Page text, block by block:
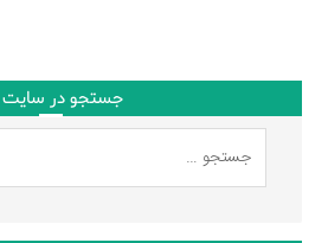
جستجو در سایت